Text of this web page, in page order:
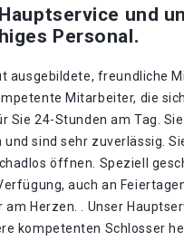
und
Personal.
ausgebildete, freundliche
Mitarbeiter, die
Sie 24-Stunden am Tag.
sind sehr zuverlässig.
öffnen. Speziell
auch an
am Herzen. . Unser
kompetenten Schlosser